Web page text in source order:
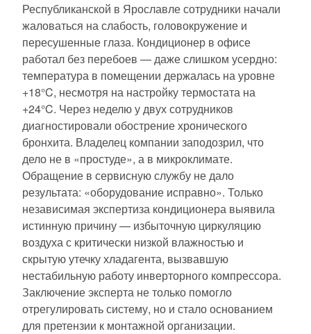
Республиканской в Ярославле сотрудники начали
жаловаться на слабость, головокружение и
пересушенные глаза. Кондиционер в офисе
работал без перебоев — даже слишком усердно:
температура в помещении держалась на уровне
+18°C, несмотря на настройку термостата на
+24°C. Через неделю у двух сотрудников
диагностировали обострение хронического
бронхита. Владелец компании заподозрил, что
дело не в «простуде», а в микроклимате.
Обращение в сервисную службу не дало
результата: «оборудование исправно». Только
независимая экспертиза кондиционера выявила
истинную причину — избыточную циркуляцию
воздуха с критически низкой влажностью и
скрытую утечку хладагента, вызвавшую
нестабильную работу инверторного компрессора.
Заключение эксперта не только помогло
отрегулировать систему, но и стало основанием
для претензии к монтажной организации.